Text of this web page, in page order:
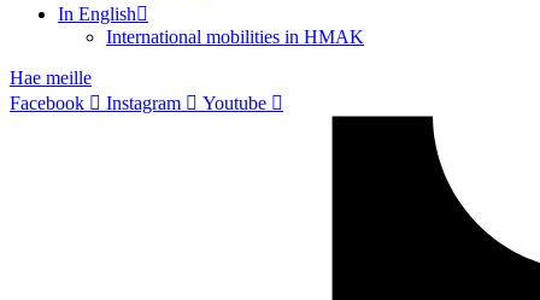
In English
International mobilities in HMAK
Hae meille
Facebook
Instagram Youtube